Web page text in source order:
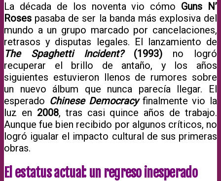
La década de los noventa vio cómo Guns N’
Roses pasaba de ser la banda más explosiva del
mundo a un grupo marcado por cancelaciones,
retrasos y disputas legales. El lanzamiento de
The Spaghetti Incident?(1993) no logró
recuperar el brillo de antaño, y los años
siguientes estuvieron llenos de rumores sobre
un nuevo álbum que nunca parecía llegar. El
esperado Chinese Democracyfinalmente vio la
luz en 2008, tras casi quince años de trabajo.
Aunque fue bien recibido por algunos críticos, no
logró igualar el impacto cultural de sus primeras
obras.
El estatus actual: un regreso inesperado